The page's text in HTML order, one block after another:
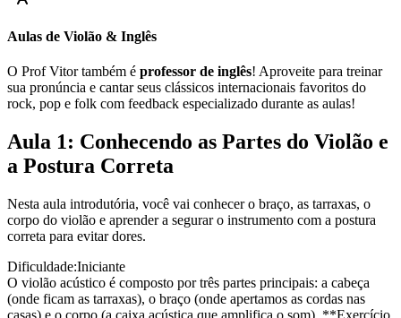
Aulas de Violão & Inglês
O Prof Vitor também é professor de inglês! Aproveite para treinar
sua pronúncia e cantar seus clássicos internacionais favoritos do
rock, pop e folk com feedback especializado durante as aulas!
Aula 1: Conhecendo as Partes do Violão e
a Postura Correta
Nesta aula introdutória, você vai conhecer o braço, as tarraxas, o
corpo do violão e aprender a segurar o instrumento com a postura
correta para evitar dores.
Dificuldade:Iniciante
O violão acústico é composto por três partes principais: a cabeça
(onde ficam as tarraxas), o braço (onde apertamos as cordas nas
casas) e o corpo (a caixa acústica que amplifica o som). **Exercício